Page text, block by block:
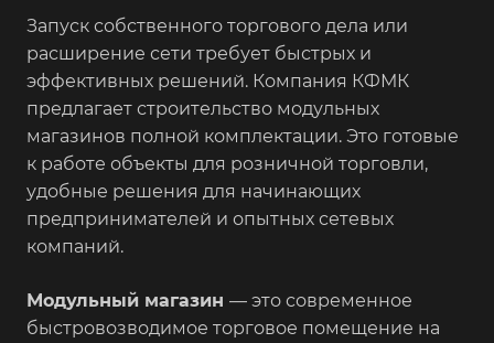
Запуск собственного торгового дела или
расширение сети требует быстрых и
эффективных решений. Компания КФМК
предлагает строительство модульных
магазинов полной комплектации. Это готовые
к работе объекты для розничной торговли,
удобные решения для начинающих
предпринимателей и опытных сетевых
компаний.
Модульный магазин — это современное
быстровозводимое торговое помещение на